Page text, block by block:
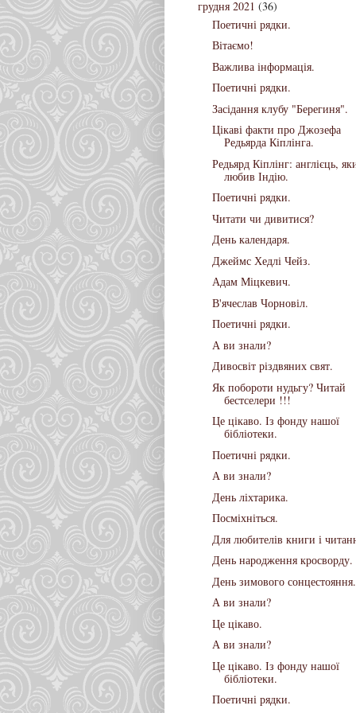
грудня 2021 (36)
Поетичні рядки.
Вітаємо!
Важлива інформація.
Поетичні рядки.
Засідання клубу "Берегиня".
Цікаві факти про Джозефа
Редьярда Кіплінга.
Редьярд Кіплінг: англієць,
любив Індію.
Поетичні рядки.
Читати чи дивитися?
День календаря.
Джеймс Хедлі Чейз.
Адам Міцкевич.
В'ячеслав Чорновіл.
Поетичні рядки.
А ви знали?
Дивосвіт різдвяних свят.
Як побороти нудьгу? Читай
бестселери !!!
Це цікаво. Із фонду нашої
бібліотеки.
Поетичні рядки.
А ви знали?
День ліхтарика.
Посміхніться.
Для любителів книги і
День народження кросворду.
День зимового сонцестояння.
А ви знали?
Це цікаво.
А ви знали?
Це цікаво. Із фонду нашої
бібліотеки.
Поетичні рядки.